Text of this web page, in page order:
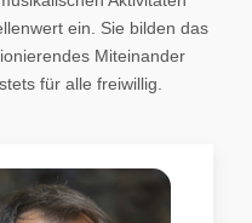
ein. Sie bilden das
Miteinander
für alle freiwillig.